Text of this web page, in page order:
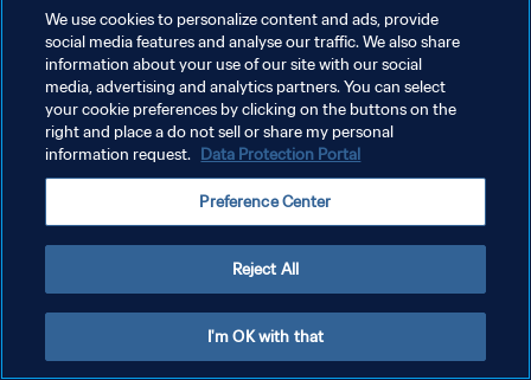
PRIVACY POLICY
TERMINI DI SERVIZIO
GESTISCI LE TUE PREFERENZE PER I COOKIES
We use cookies to personalize content and ads, provide
social media features and analyse our traffic. We also share
information about your use of our site with our social
media, advertising and analytics partners. You can select
your cookie preferences by clicking on the buttons on the
right and place a do not sell or share my personal
information request. Data Protection Portal
Preference Center
Reject All
I'm OK with that